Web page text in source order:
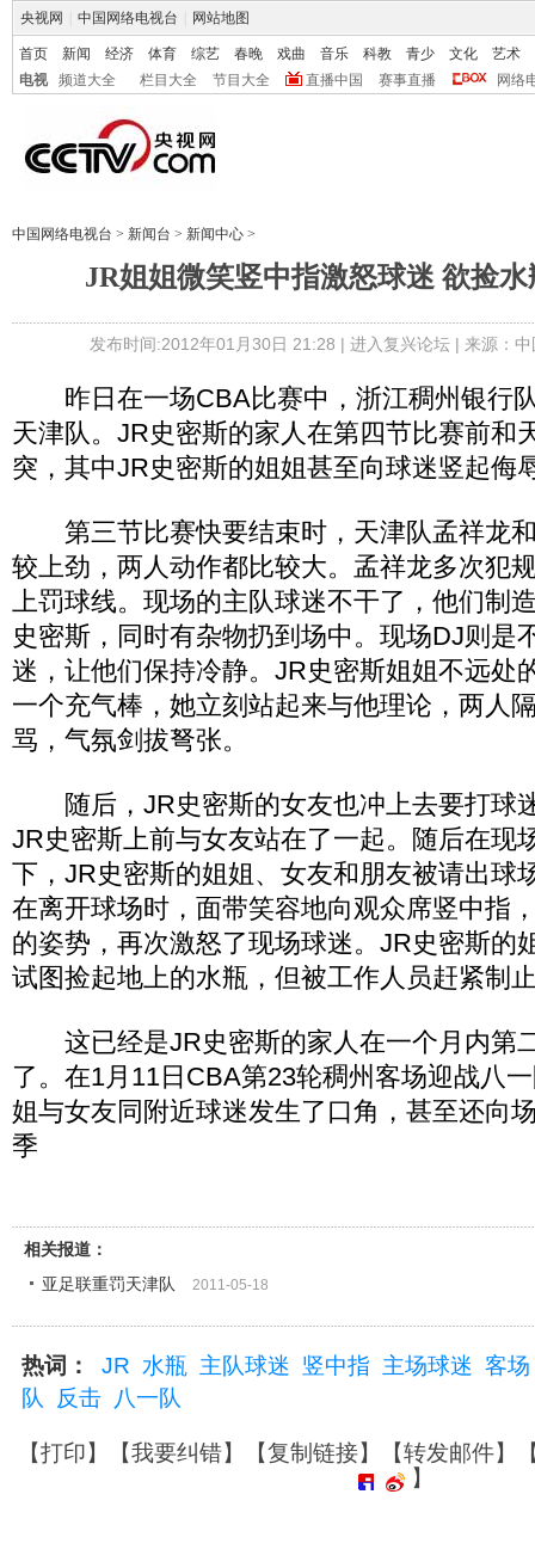
央视网 中国网络电视台 网站地图
首页 新闻 经济 体育 综艺 春晚 戏曲 音乐 科教 青少 文化
艺术
电视
频道大全 栏目大全 节目大全 直播中国 赛事直播 网络
中国网络电视台 > 新闻台 > 新闻中心 >
JR姐姐微笑竖中指激怒球迷 欲捡
发布时间:2012年01月30日 21:28 | 进入复兴论坛| 来源：
昨日在一场CBA比赛中，浙江稠州银行
天津队。JR史密斯的家人在第四节比赛前和
突，其中JR史密斯的姐姐甚至向球迷竖起侮
第三节比赛快要结束时，天津队孟祥龙
较上劲，两人动作都比较大。孟祥龙多次犯
上罚球线。现场的主队球迷不干了，他们制
史密斯，同时有杂物扔到场中。现场DJ则是
迷，让他们保持冷静。JR史密斯姐姐不远处
一个充气棒，她立刻站起来与他理论，两人
骂，气氛剑拔弩张。
随后，JR史密斯的女友也冲上去要打球
JR史密斯上前与女友站在了一起。随后在现
下，JR史密斯的姐姐、女友和朋友被请出球
在离开球场时，面带笑容地向观众席竖中指
的姿势，再次激怒了现场球迷。JR史密斯的
试图捡起地上的水瓶，但被工作人员赶紧制
这已经是JR史密斯的家人在一个月内第
了。在1月11日CBA第23轮稠州客场迎战八
姐与女友同附近球迷发生了口角，甚至还向
季
相关报道：
亚足联重罚天津队
2011-05-18
热词： JR 水瓶 主队球迷 竖中指 主场球迷 客场
队
反击 八一队
【打印】【我要纠错】【复制链接】【转发邮件】
】